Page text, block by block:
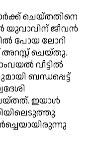
ചെയ്തതിനെ
യുവാവിന് ജീവന്‍
പോയ ലോറി
അറസ്റ്റ് ചെയ്തു.
വീട്ടില്‍
ബന്ധപ്പെട്ട്
ഇയാള്‍